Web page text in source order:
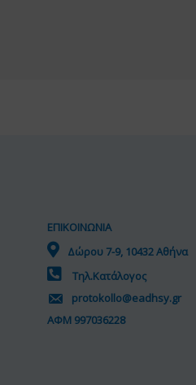
ΕΠΙΚΟΙΝΩΝΙΑ
Δώρου 7-9, 10432 Αθήνα
Τηλ.Κατάλογος
protokollo@eadhsy.gr
ΑΦΜ 997036228